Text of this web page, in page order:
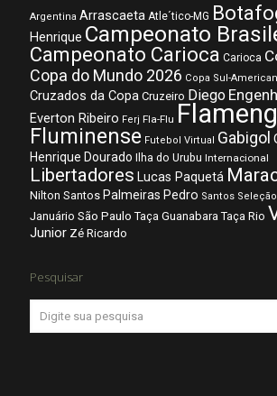
Argentina Arrascaeta Atle´tico-MG
Henrique Campeonato
Campeonato Carioca Carioca
Copa do Mundo 2026 Copa Sul-
Cruzados da Copa Cruzeiro Diego
Everton Ribeiro Ferj Fla-Flu
Fluminense Futebol Virtual Gabigol
Henrique Dourado Ilha do Urubu Internacional
Libertadores Lucas Paquetá
Nilton Santos Palmeiras Pedro Santos
Januário São Paulo Taça Guanabara Taça Rio
Junior Zé Ricardo
Pesquisar